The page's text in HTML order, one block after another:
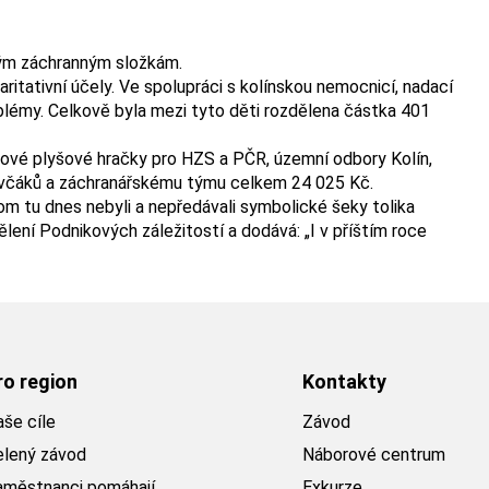
záchranným složkám.
účely. Ve spolupráci s kolínskou nemocnicí, nadací
Celkově byla mezi tyto děti rozdělena částka 401
plyšové hračky pro HZS a PČR, územní odbory Kolín,
a záchranářskému týmu celkem 24 025 Kč.
tu dnes nebyli a nepředávali symbolické šeky tolika
Podnikových záležitostí a dodává: „I v příštím roce
region
cíle
závod
Kontakty
Závod
Náborové centrum